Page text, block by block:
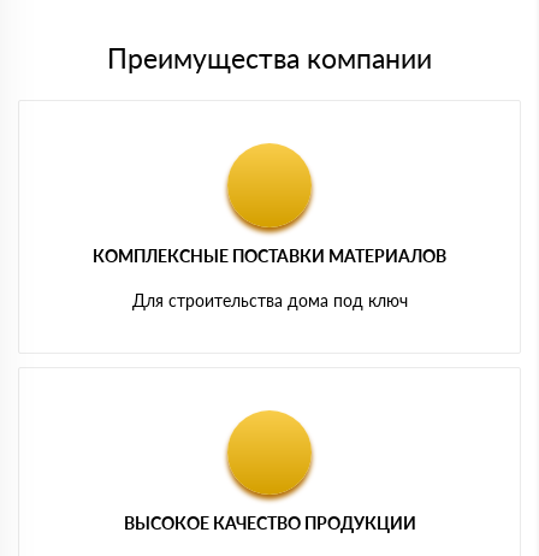
Преимущества компании
КОМПЛЕКСНЫЕ ПОСТАВКИ МАТЕРИАЛОВ
Для строительства дома под ключ
ВЫСОКОЕ КАЧЕСТВО ПРОДУКЦИИ